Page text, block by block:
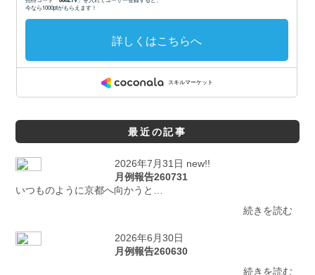
最近の記事
2026年7月31日 new!!
月例報告260731
いつものように京都へ向かうと…
続きを読む
2026年6月30日
月例報告260630
続きを読む